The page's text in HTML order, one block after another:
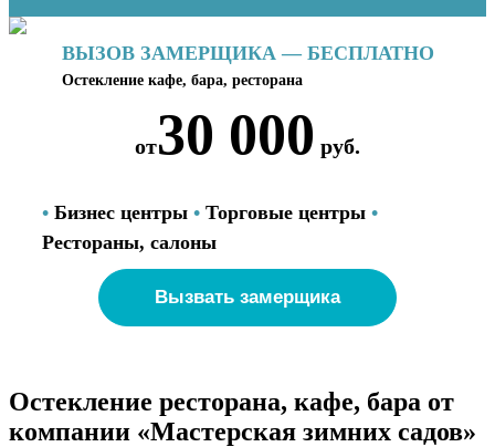
ВЫЗОВ ЗАМЕРЩИКА — БЕСПЛАТНО
Остекление кафе, бара, ресторана
от30 000 руб.
Бизнес центры
Торговые центры
Рестораны, салоны
Вызвать замерщика
Остекление ресторана, кафе, бара от
компании «Мастерская зимних садов»